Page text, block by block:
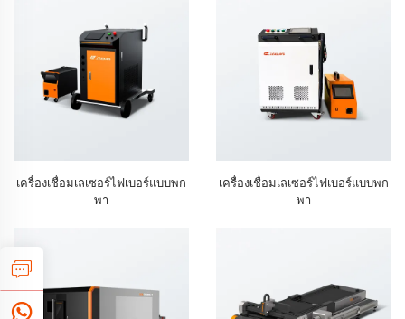
เครื่องเชื่อมเลเซอร์ไฟเบอร์แบบพก
พา
เครื่องเชื่อมเลเซอร์ไฟเบอร์แบบพก
พา